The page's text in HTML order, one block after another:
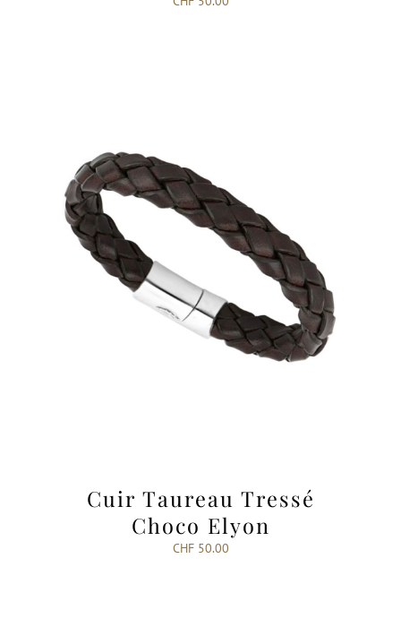
Cuir Taureau Tressé
Choco Elyon
CHF50.00